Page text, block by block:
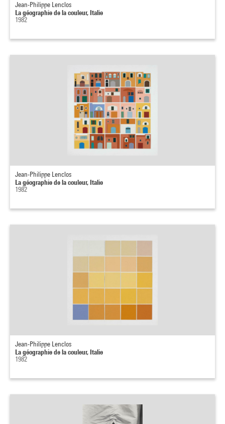
Jean-Philippe Lenclos
La géographie de la couleur, Italie
1982
Jean-Philippe Lenclos
La géographie de la couleur, Italie
1982
Jean-Philippe Lenclos
La géographie de la couleur, Italie
1982